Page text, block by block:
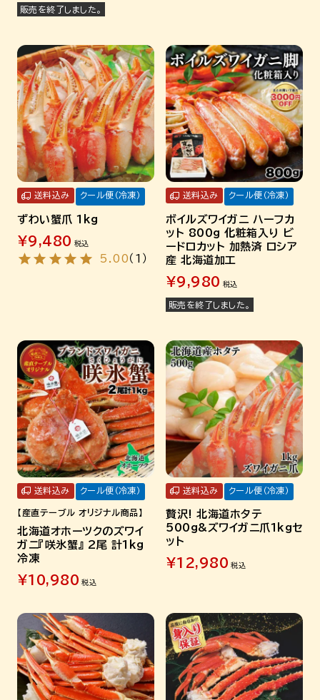
販売を終了しました。
ずわい蟹爪 1kg
送料込み クール便（冷凍）
¥9,480 税込
5.00 （ 1 ）
ボイルズワイガニ ハーフカ
ット 800g 化粧箱入り ビ
ードロカット 加熱済 ロシア
産 北海道加工
送料込み クール便（冷凍）
¥9,980 税込
販売を終了しました。
【産直テーブル オリジナル商品】
北海道オホーツクのズワイ
ガニ『咲氷蟹』 2尾 計1kg
冷凍
送料込み クール便（冷凍）
¥10,980 税込
贅沢! 北海道ホタテ
500g&ズワイガニ爪1kgセ
ット
送料込み クール便（冷凍）
¥12,980 税込